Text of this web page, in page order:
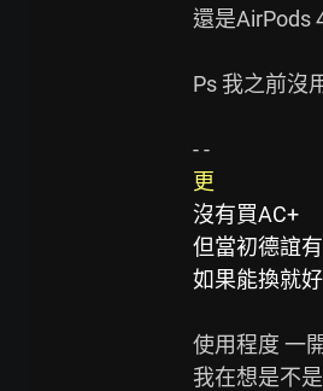
還是AirPods
Ps 我之前沒
更
沒有買AC+
但當初德誼
如果能換就好
使用程度 一
我在想是不